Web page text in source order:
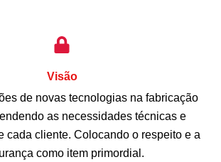
Visão
de novas tecnologias na fabricação
as necessidades técnicas e
cada cliente. Colocando o respeito e a
como item primordial.